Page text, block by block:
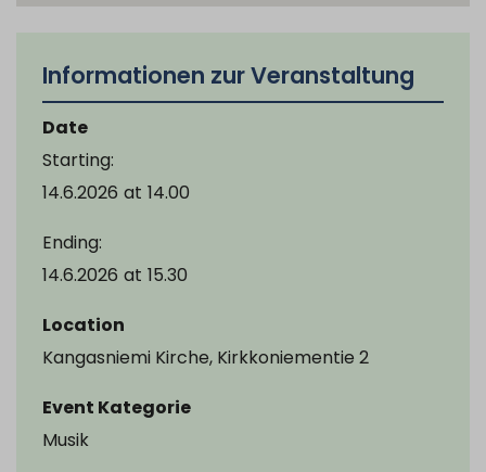
Informationen zur Veranstaltung
Date
Starting:
14.6.2026 at 14.00
Ending:
14.6.2026 at 15.30
Location
Kangasniemi Kirche, Kirkkoniementie 2
Event Kategorie
Musik